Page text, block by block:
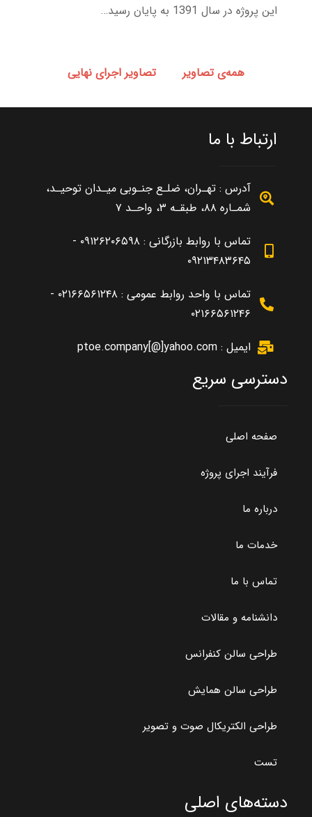
این پروژه در سال 1391 به پایان رسید…
همه‌‌ی تصاویر تصاویر اجرای نهایی
ارتباط با ما
آدرس : تهـران، ضلـع جنـوبی میـدان توحیـد،
شمـاره ۸۸، طبقـه ۳، واحـد ۷
تماس با روابط بازرگانی : ۰۹۱۲۶۲۰۶۵۹۸ -
۰۹۲۱۳۴۸۳۶۴۵
تماس با واحد روابط عمومی : ۰۲۱۶۶۵۶۱۲۴۸ -
۰۲۱۶۶۵۶۱۲۴۶
ایمیل : ptoe.company[@]yahoo.com
دسترسی سریع
صفحه اصلی
فرآیند اجرای پروژه
درباره ما
خدمات ما
تماس با ما
دانشنامه و مقالات
طراحی سالن‌ کنفرانس
طراحی سالن همایش
طراحی الکتریکال صوت و تصویر
تست
دسته‌های اصلی